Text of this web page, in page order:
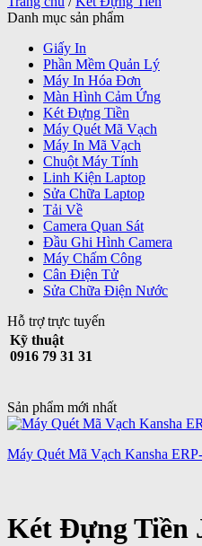
Danh mục sản phẩm
Giấy In
Phần Mềm Quản Lý
Máy In Hóa Đơn
Màn Hình Cảm Ứng
Két Đựng Tiền
Máy Quét Mã Vạch
Máy In Mã Vạch
Chuột Máy Tính
Linh Kiện Laptop
Sửa Chữa Laptop
Tải Về
Camera Quan Sát
Đầu Ghi Hình Camera
Máy Chấm Công
Cân Điện Tử
Sửa Chữa Điện Nước
Hỗ trợ trực tuyến
Kỹ thuật
0916 79 31 31
Sản phẩm mới nhất
Máy Quét Mã Vạch Kansha
Két Đựng Tiền